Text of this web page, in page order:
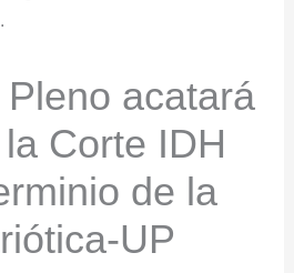
acatará
Corte IDH
de la
UP